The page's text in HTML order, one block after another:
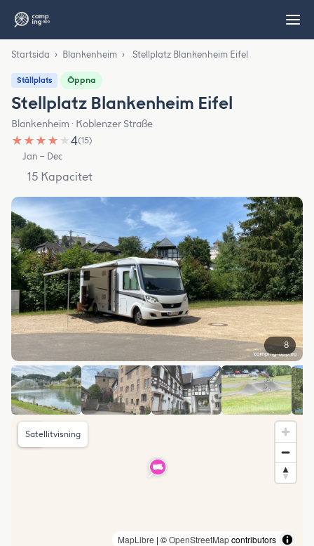
Startsida › Blankenheim › Stellplatz Blankenheim Eifel
Ställplats Öppna
Stellplatz Blankenheim Eifel
Blankenheim · Koblenzer Straße
★ ★ ★ ★ ★4(15)
Jan – Dec
15 Kapacitet
8
MapLibre | ©OpenStreetMapcontributors
Satellitvisning